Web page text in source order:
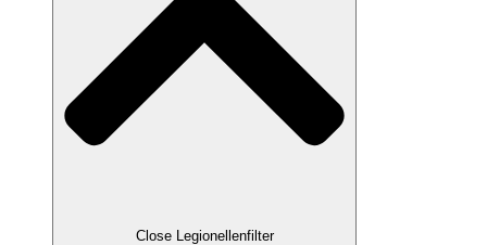
Close Legionellenfilter